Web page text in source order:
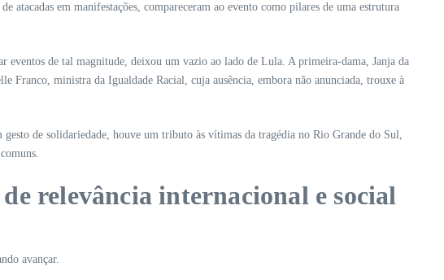
atacadas em manifestações, compareceram ao evento como pilares de uma estrutura
eventos de tal magnitude, deixou um vazio ao lado de Lula. A primeira-dama, Janja da
Franco, ministra da Igualdade Racial, cuja ausência, embora não anunciada, trouxe à
de solidariedade, houve um tributo às vítimas da tragédia no Rio Grande do Sul,
relevância internacional e social
avançar.